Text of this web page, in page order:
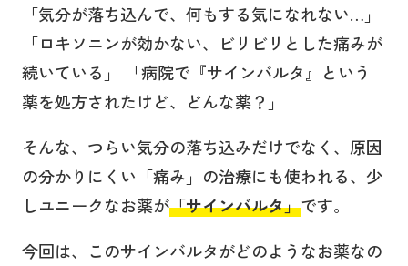
「気分が落ち込んで、何もする気になれない…」
「ロキソニンが効かない、ビリビリとした痛みが
続いている」 「病院で『サインバルタ』という
薬を処方されたけど、どんな薬？」
そんな、つらい気分の落ち込みだけでなく、原因
の分かりにくい「痛み」の治療にも使われる、少
しユニークなお薬が「サインバルタ」です。
今回は、このサインバルタがどのようなお薬なの